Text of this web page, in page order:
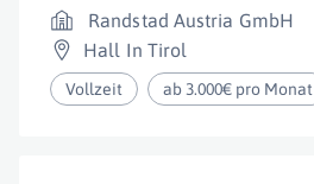
Randstad Austria GmbH
Hall In Tirol
Vollzeit ab 3.000€ pro Monat